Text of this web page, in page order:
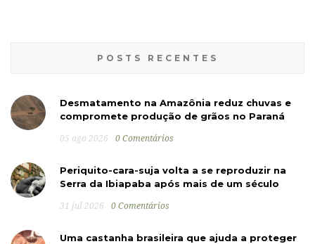
POSTS RECENTES
Desmatamento na Amazônia reduz chuvas e
compromete produção de grãos no Paraná
05 ago 2026 0 Comentários
Periquito-cara-suja volta a se reproduzir na
Serra da Ibiapaba após mais de um século
31 jul 2026 0 Comentários
Uma castanha brasileira que ajuda a proteger